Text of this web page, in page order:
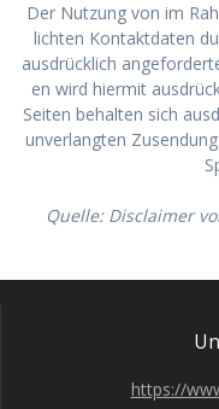
Der Nut­zung von im
lich­ten Kon­takt­da­ten
aus­drück­lich
en wird hier­mit
Sei­ten behal­ten sich
unver­lang­ten
Quel­le: Dis­clai­mer
https://